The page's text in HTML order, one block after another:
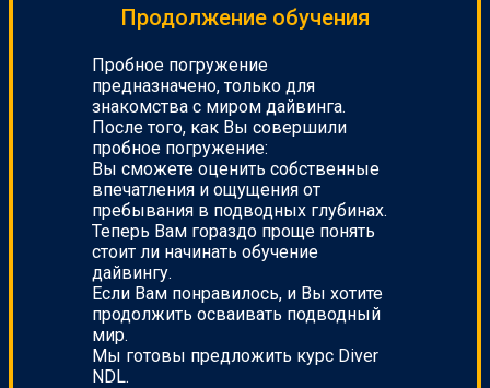
Продолжение обучения
Пробное погружение
предназначено, только для
знакомства с миром дайвинга.
После того, как Вы совершили
пробное погружение:
Вы сможете оценить собственные
впечатления и ощущения от
пребывания в подводных глубинах.
Теперь Вам гораздо проще понять
стоит ли начинать обучение
дайвингу.
Если Вам понравилось, и Вы хотите
продолжить осваивать подводный
мир.
Мы готовы предложить курс Diver
NDL.